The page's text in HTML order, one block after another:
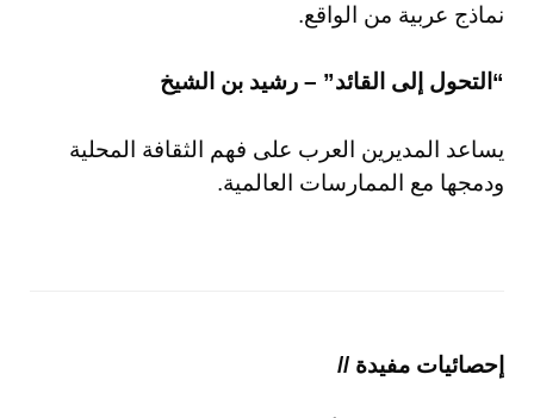
نماذج عربية من الواقع.
“التحول إلى القائد” – رشيد بن الشيخ
يساعد المديرين العرب على فهم الثقافة المحلية
ودمجها مع الممارسات العالمية.
إحصائيات مفيدة //